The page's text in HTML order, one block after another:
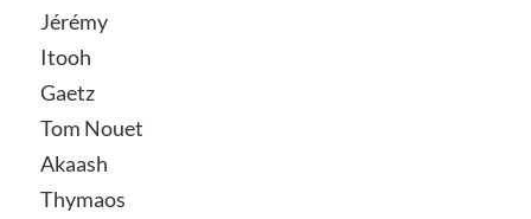
Jérémy
Itooh
Gaetz
Tom Nouet
Akaash
Thymaos